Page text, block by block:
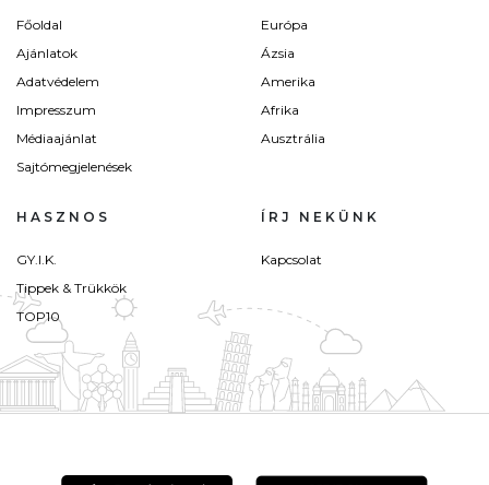
Főoldal
Ajánlatok
Adatvédelem
Impresszum
Médiaajánlat
Sajtómegjelenések
Európa
Ázsia
Amerika
Afrika
Ausztrália
HASZNOS
GY.I.K.
Tippek & Trükkök
TOP10
ÍRJ NEKÜNK
Kapcsolat